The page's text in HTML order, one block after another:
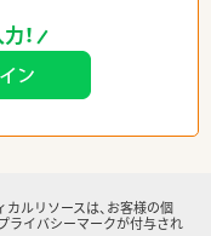
！
カルリソースは、お客様の個
ライバシーマークが付与され